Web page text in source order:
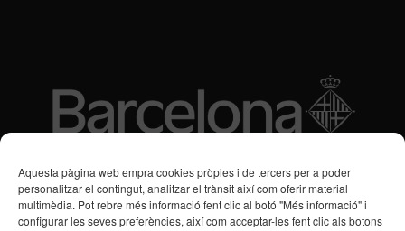
Aquesta pàgina web empra cookies pròpies i de tercers per a poder
personalitzar el contingut, analitzar el trànsit així com oferir material
multimèdia. Pot rebre més informació fent clic al botó "Més informació" i
configurar les seves preferències, així com acceptar-les fent clic als botons
Subvencions des de 2016
Programa de Vacances/Suport Respir Familiar